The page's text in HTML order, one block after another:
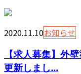
2020.11.10お知らせ
【求人募集】外
更新しまし...